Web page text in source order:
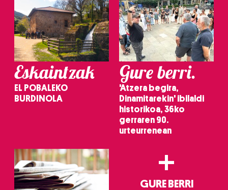
Eskaintzak
EL POBALEKO
BURDINOLA
Gure berri.
'Atzera begira,
Dinamitarekin' ibilaldi
historikoa, 36ko
gerraren 90.
urteurrenean
+
GURE BERRI